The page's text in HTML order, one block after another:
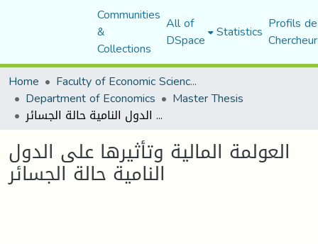
Communities
&
Collections
All of
DSpace Statistics Profils
Home
Faculty of Economic Sciences, Commerce and Management Sciences
Department of Economics Master Thesis
العولمة المالية وتأثيرها على الدول النامية حالة الجسائر
العولمة المالية وتأثيرها على الدول
النامية حالة الجسائر